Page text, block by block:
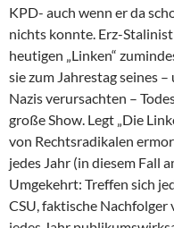
KPD- auch wenn er da
nichts konnte. Erz-
heutigen „Linken“
sie zum Jahrestag seines
Nazis verursachten –
große Show. Legt „Die
von Rechtsradikalen
jedes Jahr (in diesem Fall
Umgekehrt: Treffen sich
CSU, faktische